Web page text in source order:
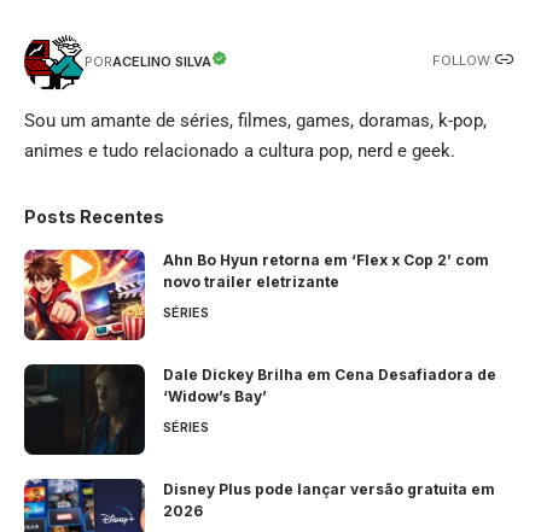
PORACELINO SILVA FOLLOW:
Sou um amante de séries, filmes, games, doramas, k-pop,
animes e tudo relacionado a cultura pop, nerd e geek.
Posts Recentes
Ahn Bo Hyun retorna em ‘Flex x Cop 2’ com
novo trailer eletrizante
SÉRIES
Dale Dickey Brilha em Cena Desafiadora de
‘Widow’s Bay’
SÉRIES
Disney Plus pode lançar versão gratuita em
2026